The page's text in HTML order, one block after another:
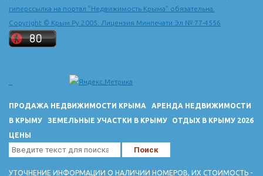
гиперссылка на портал "Недвижимость Крыма" обязательна.
Copyright © Крым.Ру 2005. Лицензия Минпечати Эл № 77-4556
ПРОДАЖА НЕДВИЖИМОСТИ КРЫМА
АРЕНДА НЕДВИЖИМОСТИ
В КРЫМУ
ЗЕМЕЛЬНЫЕ УЧАСТКИ В КРЫМУ
ОТДЫХ В КРЫМУ 2026
ЦЕНЫ
УТОЧНЕНИЕ ИНФОРМАЦИИ О НАЛИЧИИ НОМЕРОВ, ИХ СТОИМОСТЬ -